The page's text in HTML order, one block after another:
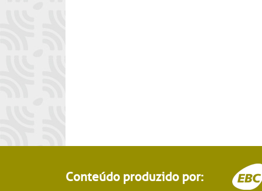
Conteúdo produzido por: